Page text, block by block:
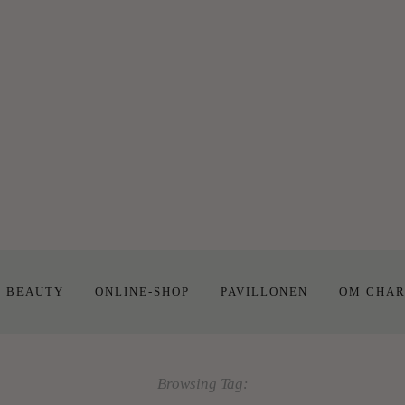
BEAUTY ONLINE-SHOP PAVILLONEN OM
Browsing Tag: